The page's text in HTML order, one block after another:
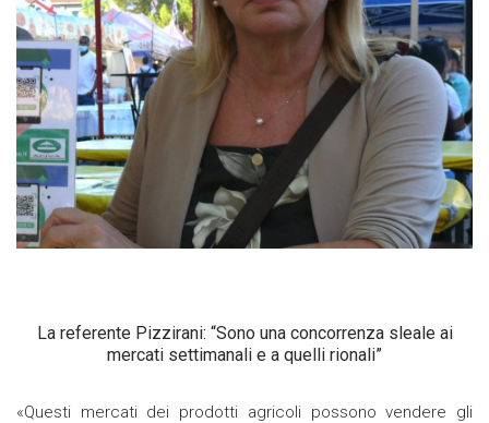
La referente Pizzirani: “Sono una concorrenza sleale ai
mercati settimanali e a quelli rionali”
«Questi mercati dei prodotti agricoli possono vendere gli